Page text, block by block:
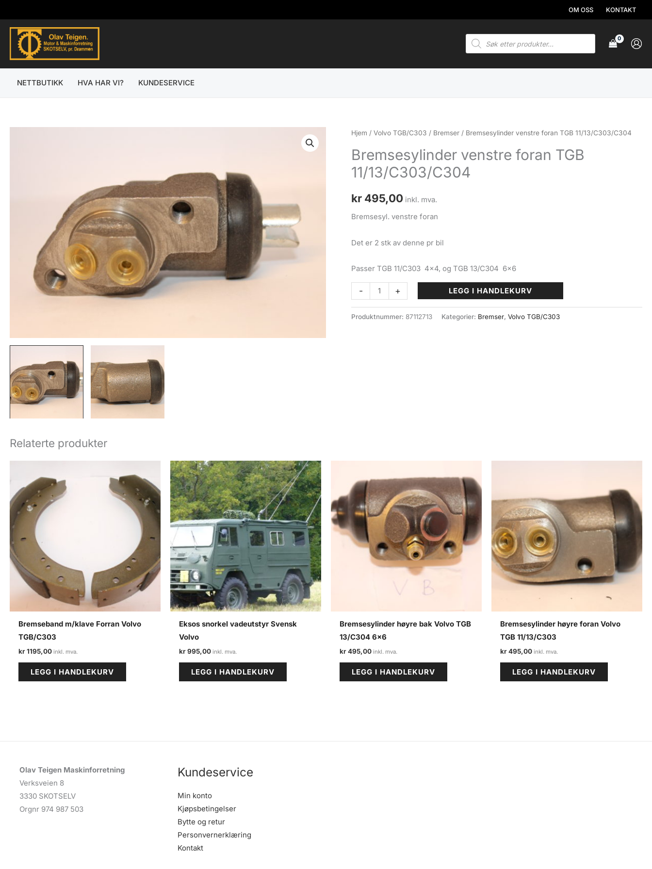
rett
innholdet
OM OSS KONTAKT
Products
search
NETTBUTIKK HVA HAR VI? KUNDESERVICE
Hjem /Volvo TGB/C303 / Bremser / Bremsesylinder venstre foran TGB 11/13/C303/C304
Bremsesylinder venstre foran TGB
11/13/C303/C304
kr 495,00 inkl. mva.
Bremsesyl. venstre foran
Det er 2 stk av denne pr bil
Passer TGB 11/C303 4×4, og TGB 13/C304 6×6
-
Bremsesylinder
venstre
foran
+ LEGG I HANDLEKURV
Produktnummer: 87112713 Kategorier: Bremser,Volvo TGB/C303
Relaterte produkter
Bremseband m/klave Forran Volvo
TGB/C303
kr1195,00
LEGG I HANDLEKURV
Eksos snorkel vadeutstyr Svensk
Volvo
kr995,00
LEGG I HANDLEKURV
Bremsesylinder høyre bak Volvo TGB
13/C304 6×6
kr495,00
LEGG I HANDLEKURV
Bremsesylinder høyre foran Volvo
TGB 11/13/C303
kr495,00
LEGG I HANDLEKURV
Olav Teigen Maskinforretning
Verksveien 8
3330 SKOTSELV
Orgnr 974 987 503
Kundeservice
Min konto
Kjøpsbetingelser
Bytte og retur
Personvernerklæring
Kontakt